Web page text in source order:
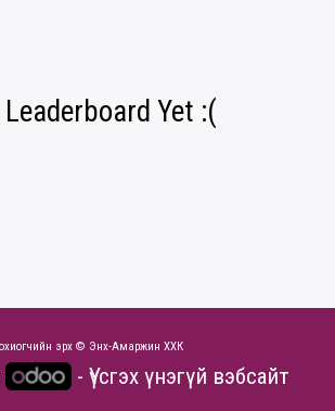
Leaderboard Yet :(
эрх © Энх-Амаржин ХХК
- Үүсгэхүнэгүй вэбсайт